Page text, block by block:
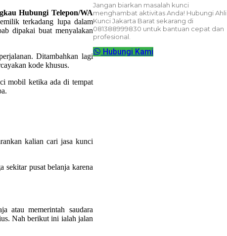
Hubungi Telepon/WA
terkadang lupa dalam
dipakai buat menyalakan
Ditambahkan lagi
kode khusus.
mobil ketika ada di tempat
kalian cari jasa kunci
sekitar pusat belanja karena
atau memerintah saudara
Nah berikut ini ialah jalan
Jangan biarkan masalah kunci
menghambat aktivitas Anda! Hubungi Ahli
Kunci Jakarta Barat sekarang di
081388999830 untuk bantuan cepat dan
profesional.
Hubungi Kami